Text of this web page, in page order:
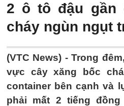
2 ô tô đậu gần
cháy ngùn ngụt
(VTC News) -Trong
vực cây xăng bốc
container bên cạnh và
phải mất 2 tiếng